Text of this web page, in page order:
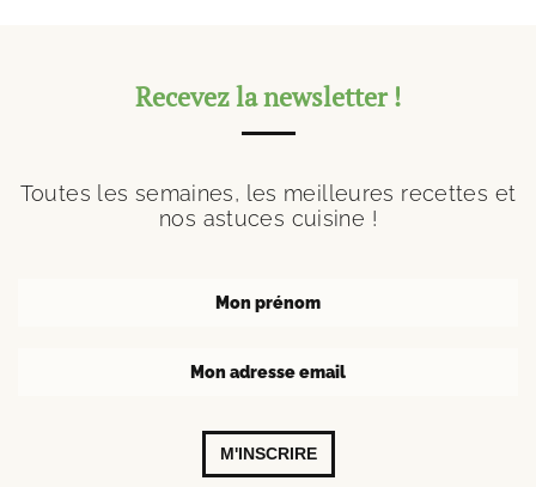
Recevez la newsletter !
Toutes les semaines, les meilleures recettes et
nos astuces cuisine !
M'INSCRIRE